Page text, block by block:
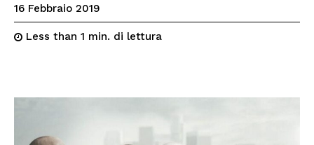
16 Febbraio 2019
Less than 1 min. di lettura